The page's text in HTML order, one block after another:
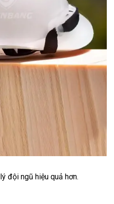
đội ngũ hiệu quả hơn.